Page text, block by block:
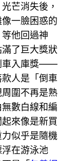
芒消失後，
一臉困惑的
他回過神
了巨大獎狀
車入庫獎——
人是「倒車
圍不再是熟
數白線和編
來像是新買
似乎是隨機
在游泳池